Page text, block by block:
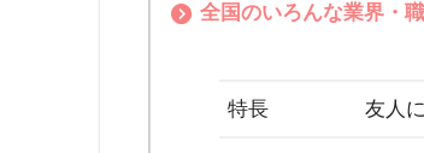
全国のいろんな業界・
特長 友人